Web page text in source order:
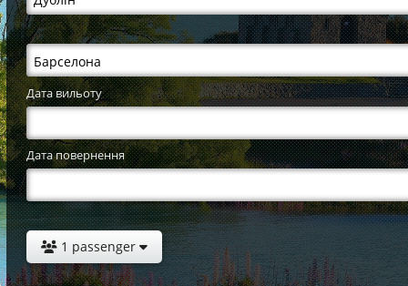
Дата вильоту
Дата повернення
1 passenger